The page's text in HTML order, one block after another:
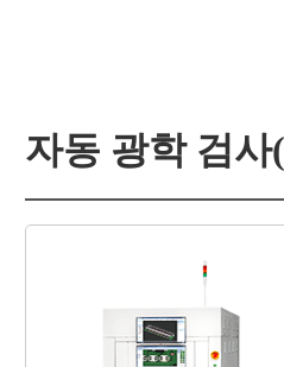
자동 광학 검